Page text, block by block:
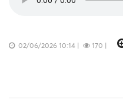
02/06/2026 10:14 | 170 |